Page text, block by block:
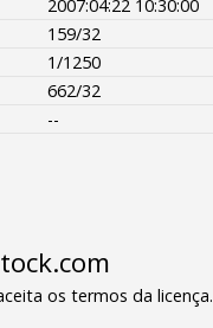
2007:04:22 10:30:00
159/32
1/1250
662/32
--
os termos da licença.